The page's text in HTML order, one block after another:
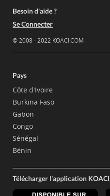
Besoin d'aide ?
Se Connecter
© 2008 - 2022 KOACI.COM
Pays
Côte d'Ivoire
Burkina Faso
Gabon
Congo
Sénégal
Bénin
Télécharger l'application KOACI